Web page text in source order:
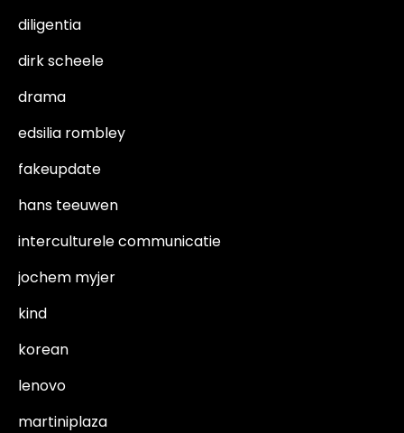
diligentia
dirk scheele
drama
edsilia rombley
fakeupdate
hans teeuwen
interculturele communicatie
jochem myjer
kind
korean
lenovo
martiniplaza